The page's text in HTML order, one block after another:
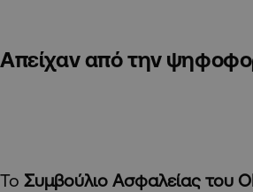
Απείχαν από την
Το Συμβούλιο Ασφαλείας του